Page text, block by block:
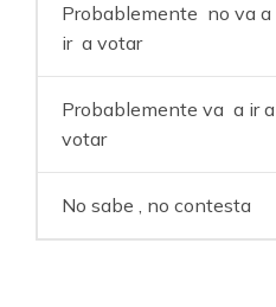
Probablemente no va a
ir a votar
Probablemente va a ir a
votar
No sabe , no contesta